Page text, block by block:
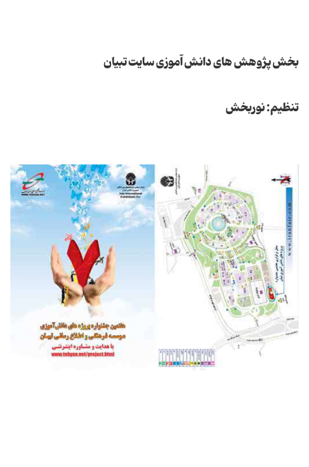
بخش پژوهش های دانش آموزی سایت تبیان
تنظیم: نوربخش